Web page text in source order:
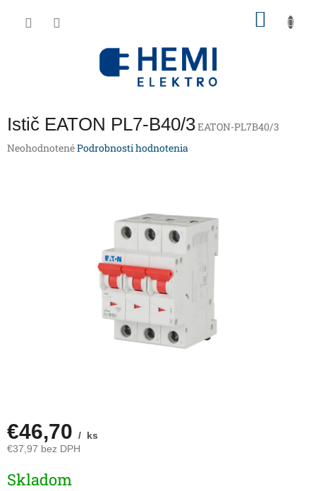
Istič EATON PL7-B40/3EATON-PL7B40/3
Priemerné
NeohodnotenéPodrobnosti hodnotenia
€46,70 / ks
€37,97 bez DPH
cena:
Skladom